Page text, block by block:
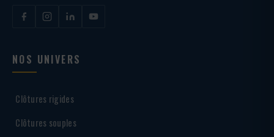
NOS UNIVERS
Clôtures rigides
Clôtures souples